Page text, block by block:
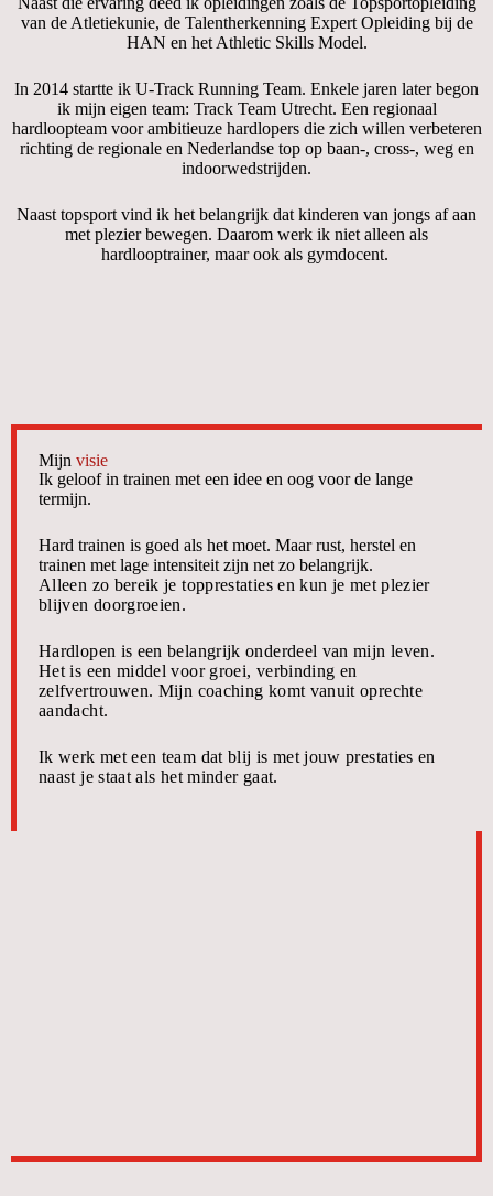
van de Atletiekunie, de Talentherkenning Expert Opleiding bij de
HAN en het Athletic Skills Model.
In 2014 startte ik U-Track Running Team. Enkele jaren later begon
ik mijn eigen team: Track Team Utrecht. Een regionaal
hardloopteam voor ambitieuze hardlopers die zich willen verbeteren
richting de regionale en Nederlandse top op baan-, cross-, weg en
indoorwedstrijden.
Naast topsport vind ik het belangrijk dat kinderen van jongs af aan
met plezier bewegen. Daarom werk ik niet alleen als
hardlooptrainer, maar ook als gymdocent.
Mijn visie
Ik geloof in trainen met een idee en oog voor de lange
termijn.
Hard trainen is goed als het moet. Maar rust, herstel en
trainen met lage intensiteit zijn net zo belangrijk.
Alleen zo bereik je topprestaties en kun je met plezier
blijven doorgroeien.
Hardlopen is een belangrijk onderdeel van mijn leven.
Het is een middel voor groei, verbinding en
zelfvertrouwen. Mijn coaching komt vanuit oprechte
aandacht.
Ik werk met een team dat blij is met jouw prestaties en
naast je staat als het minder gaat.